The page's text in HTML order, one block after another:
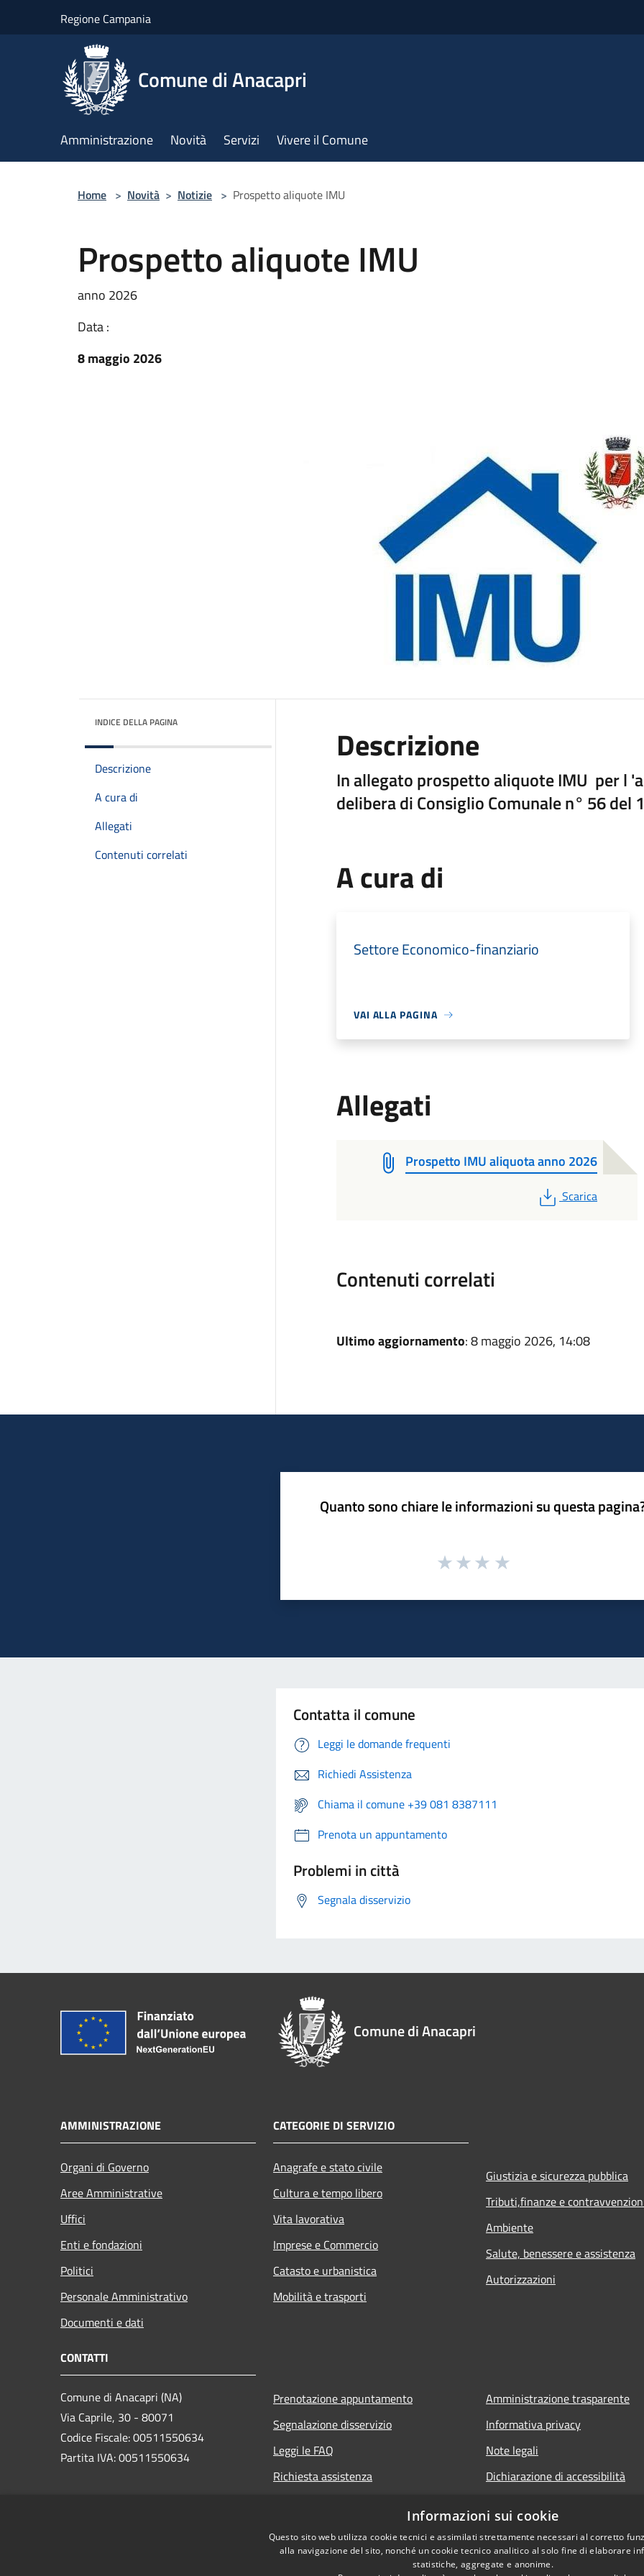
Regione Campania
Comune di Anacapri
Amministrazione Novità Servizi Vivere il Comune
Home > Novità > Notizie > Prospetto aliquote IMU
Prospetto aliquote IMU
anno 2026
Data :
8 maggio 2026
INDICE DELLA PAGINA
Descrizione
A cura di
Allegati
Contenuti correlati
Descrizione
In allegato prospetto aliquote IMU per l
delibera di Consiglio Comunale n° 56
A cura di
Settore Economico-finanziario
VAI ALLA PAGINA
Allegati
Prospetto IMU aliquota anno 2026
PDF
Scarica
Contenuti correlati
Ultimo aggiornamento: 8 maggio 2026, 14:08
Quanto sono chiare le informazioni su questa
Contatta il comune
Leggi le domande frequenti
Richiedi Assistenza
Chiama il comune +39 081 8387111
Prenota un appuntamento
Problemi in città
Segnala disservizio
Comune di Anacapri
AMMINISTRAZIONE
Organi di Governo
Aree Amministrative
Uffici
Enti e fondazioni
Politici
Personale Amministrativo
Documenti e dati
CATEGORIE DI SERVIZIO
Anagrafe e stato civile
Cultura e tempo libero
Vita lavorativa
Imprese e Commercio
Catasto e urbanistica
Mobilità e trasporti
Giustizia e sicurezza pubblica
Tributi,finanze e
Ambiente
Salute, benessere e assistenza
Autorizzazioni
CONTATTI
Comune di Anacapri (NA)
Via Caprile, 30 - 80071
Codice Fiscale: 00511550634
Partita IVA: 00511550634
Prenotazione appuntamento
Segnalazione disservizio
Leggi le FAQ
Richiesta assistenza
Amministrazione trasparente
Informativa privacy
Note legali
Dichiarazione di accessibilità
Informazioni sui cookie
Questo sito web utilizza cookie tecnici e assimilati strettamente necessari al corretto
alla navigazione del sito, nonché un cookie tecnico analitico al solo fine di elaborare
statistiche, aggregate e anonime.